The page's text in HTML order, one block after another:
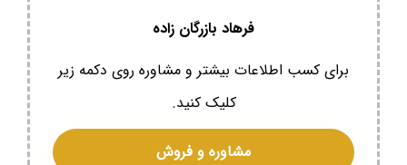
فرهاد بازرگان زاده
برای کسب اطلاعات بیشتر و مشاوره روی دکمه زیر
کلیک کنید.
مشاوره و فروش